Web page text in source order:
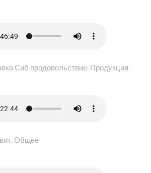
Сиб продовольствие. Продукция
Общее